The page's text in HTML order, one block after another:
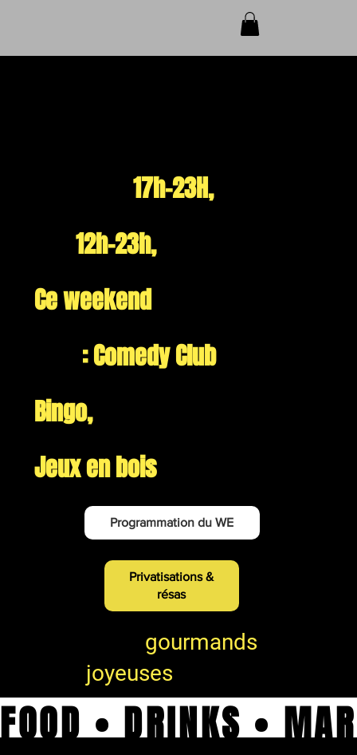
17h-23H,
12h-23h,
Ce weekend
:Comedy Club,Quiz,
Bingo,
Jeux en bois💛
Privatisations &
résas
Programmation du WE
gourmands
joyeuses
FOOD • DRINKS •